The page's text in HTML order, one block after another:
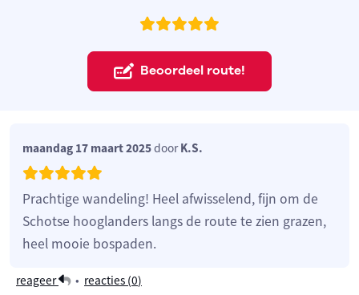
Beoordeel route!
maandag 17 maart 2025doorK.S.
Prachtige wandeling! Heel afwisselend, fijn om de
Schotse hooglanders langs de route te zien grazen,
heel mooie bospaden.
reageer • reacties (0)